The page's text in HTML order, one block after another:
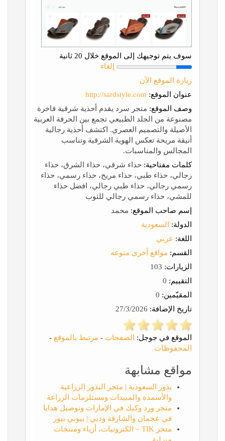
سوف يتم توجيهك إلى الموقع خلال 20 ثانية
إلغاء
زيارة الموقع الآن
عنوان الموقع: http://sardstyle.com
وصف الموقع: متجر سرد يقدم أحذية شرقية فاخرة
مصنوعة من الجلد الطبيعي تجمع بين الحرفة العربية
الأصيلة والتصميم العصري. اكتشف أحذية رجالية
أنيقة مريحة تعكس الهوية الشرقية وتناسب
المجالس والمناسبات.
كلمات مفتاحية: حذاء شرقي، حذاء الشرق، حذاء
رجالي، حذاء طبي، حذاء مريح، حذاء رسمي، حذاء
رسمي رجالي، حذاء طبي رجالي، افضل حذاء
للمشي، حذاء رسمي رجالي للثوب
إسم صاحب الموقع: محمد
الدولة:
السعودية
اللغة: عربي
القسم: مواقع أخرى منوعه
الزيارات:
التقييم:
المقيّمين:
تاريخ الإضافة:
الموقع في جوجل: الصفحات - مرتبط بالموقع -
المحفوظات
مواقع مشابهة
بذور السعودية | متجر البذور الزراعية
والأسمدة والمبيدات ومستلزمات الزراعة
متجر ورد وكيك في الإمارات وتوصيل هدايا
في عجمان والشارقة ودبي | بيوني بيور
متجر TIK – الكترونيات، أزياء ومنتجات